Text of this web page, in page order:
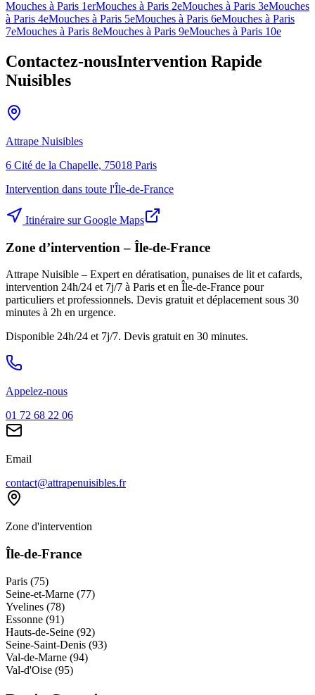
Mouches à Paris 1erMouches à Paris 2eMouches à Paris 3eMouches
à Paris 4eMouches à Paris 5eMouches à Paris 6eMouches à Paris
7eMouches à Paris 8eMouches à Paris 9eMouches à Paris 10e
Contactez-nousIntervention Rapide
Nuisibles
Attrape Nuisibles
6 Cité de la Chapelle, 75018 Paris
Intervention dans toute l'Île-de-France
Itinéraire sur Google Maps
Zone d’intervention – Île-de-France
Attrape Nuisible – Expert en dératisation, punaises de lit et cafards,
intervention 24h/24 et 7j/7 à Paris et en Île-de-France pour
particuliers et professionnels. Devis gratuit et déplacement sous 30
minutes à 2h en urgence.
Disponible 24h/24 et 7j/7. Devis gratuit en 30 minutes.
Appelez-nous
01 72 68 22 06
Email
contact@attrapenuisibles.fr
Zone d'intervention
Île-de-France
Paris (75)
Seine-et-Marne (77)
Yvelines (78)
Essonne (91)
Hauts-de-Seine (92)
Seine-Saint-Denis (93)
Val-de-Marne (94)
Val-d'Oise (95)